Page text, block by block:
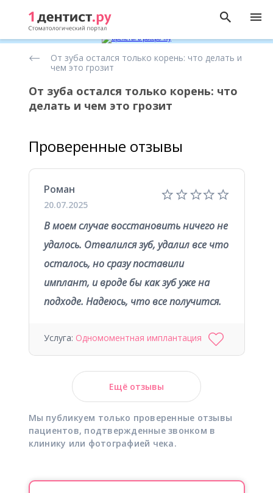
имплантации
От зуба остался только корень: что делать и
чем это грозит
От зуба остался только корень: что
делать и чем это грозит
Проверенные отзывы
Роман
20.07.2025
В моем случае восстановить ничего не
удалось. Отвалился зуб, удалил все что
осталось, но сразу поставили
имплант, и вроде бы как зуб уже на
подходе. Надеюсь, что все получится.
Услуга: Одномоментная имплантация
Ещё отзывы
Мы публикуем только проверенные отзывы
пациентов, подтвержденные звонком в
клинику или фотографией чека.